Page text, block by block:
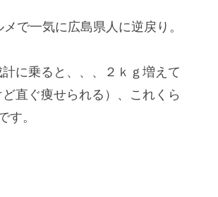
で一気に広島県人に逆戻り。
に乗ると、、、２ｋｇ増えて
直ぐ痩せられる）、これくら
す。